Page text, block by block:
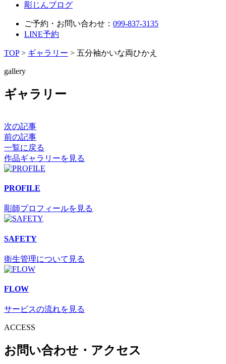
彫じんブログ
ご予約・お問い合わせ： 099-837-3135
LINE予約
TOP> ギャラリー > 五分袖かいな両ひかえ
gallery
ギャラリー
次の記事
前の記事
一覧に戻る
作品ギャラリーを見る
PROFILE
彫師プロフィールを見る
SAFETY
衛生管理について見る
FLOW
サービスの流れを見る
ACCESS
お問い合わせ・アクセス